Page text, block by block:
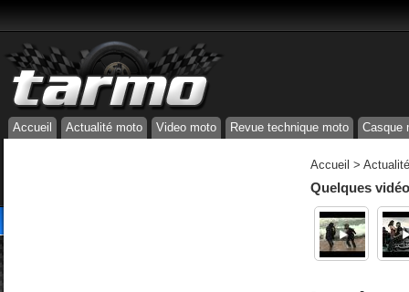
Accueil Actualité moto Video moto Revue technique moto Casque
Accueil >
Quelques